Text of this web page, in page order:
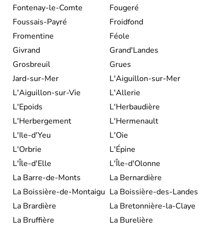
Fontenay-le-Comte
Fougeré
Foussais-Payré
Froidfond
Fromentine
Féole
Givrand
Grand'Landes
Grosbreuil
Grues
Jard-sur-Mer
L'Aiguillon-sur-Mer
L'Aiguillon-sur-Vie
L'Allerie
L'Epoids
L'Herbaudière
L'Herbergement
L'Hermenault
L'Ile-d'Yeu
L'Oie
L'Orbrie
L'Épine
L'Île-d'Elle
L'Île-d'Olonne
La Barre-de-Monts
La Bernardière
La Boissière-de-Montaigu La Boissière-des-Landes
La Brardière
La Bretonnière-la-Claye
La Bruffière
La Burelière